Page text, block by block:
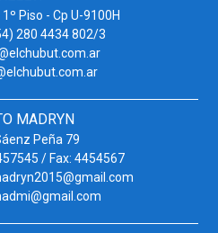
Piso - Cp U-9100H
280 4434 802/3
MADRYN
Peña 79
/ Fax: 4454567